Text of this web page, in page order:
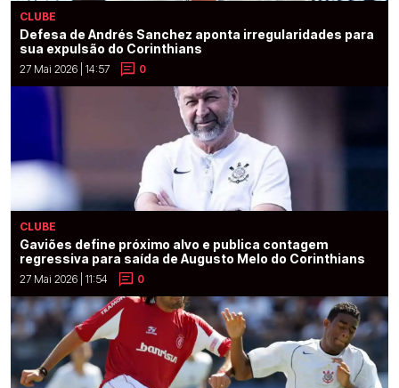
CLUBE
Defesa de Andrés Sanchez aponta irregularidades para
sua expulsão do Corinthians
27 Mai 2026 | 14:57 0
CLUBE
Gaviões define próximo alvo e publica contagem
regressiva para saída de Augusto Melo do Corinthians
27 Mai 2026 | 11:54 0